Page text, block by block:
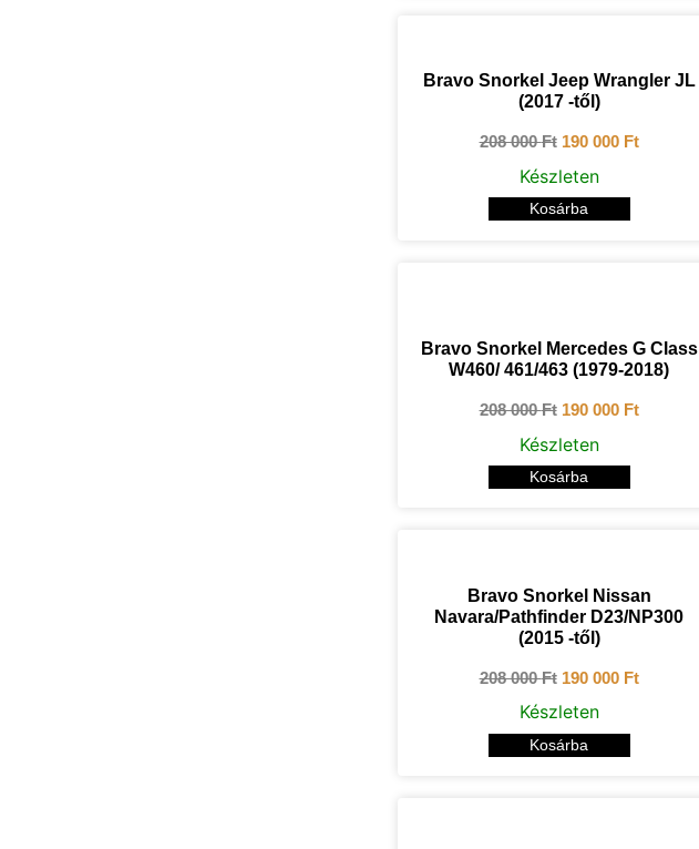
Bravo Snorkel Jeep Wrangler JL
(2017 -től)
208 000Ft 190 000 Ft
Készleten
Kosárba
Bravo Snorkel Mercedes G Class
W460/ 461/463 (1979-2018)
208 000Ft 190 000 Ft
Készleten
Kosárba
Bravo Snorkel Nissan
Navara/Pathfinder D23/NP300
(2015 -től)
208 000Ft 190 000 Ft
Készleten
Kosárba